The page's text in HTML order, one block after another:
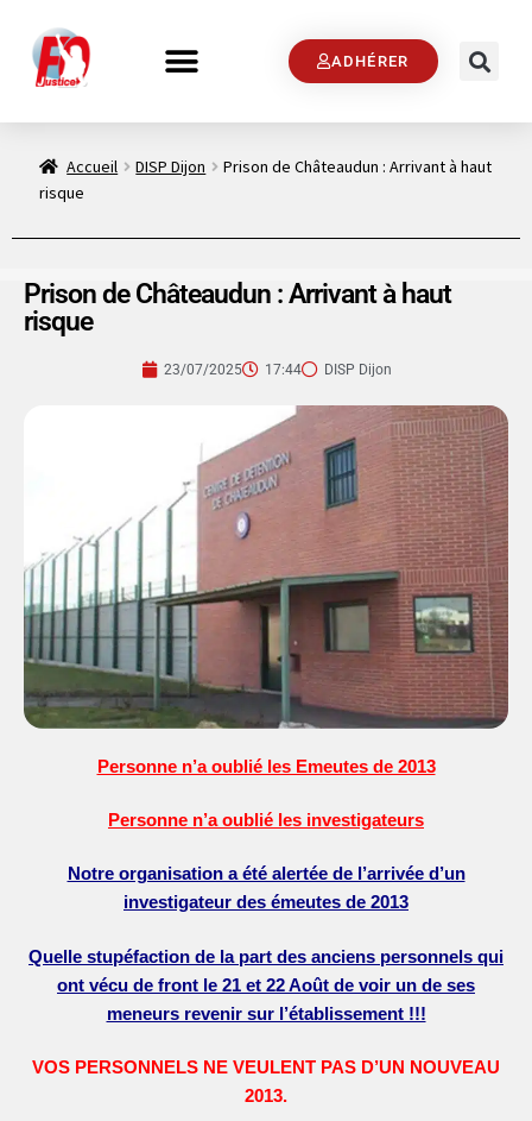
ADHÉRER
Accueil DISP Dijon
Prison de Châteaudun : Arrivant à haut
risque
Prison de Châteaudun : Arrivant à haut
risque
23/07/2025 17:44 DISP Dijon
Personne n’a oublié les Emeutes de 2013
Personne n’a oublié les investigateurs
Notre organisation a été alertée de l’arrivée d’un
investigateur des émeutes de 2013
Quelle stupéfaction de la part des anciens personnels qui
ont vécu de front le 21 et 22 Août de voir un de ses
meneurs revenir sur l’établissement !!!
VOS PERSONNELS NE VEULENT PAS D’UN NOUVEAU
2013.